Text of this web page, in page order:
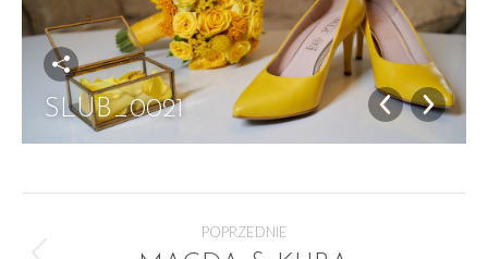
SLUB_0021
NAWIGACJA
POPRZEDNIE